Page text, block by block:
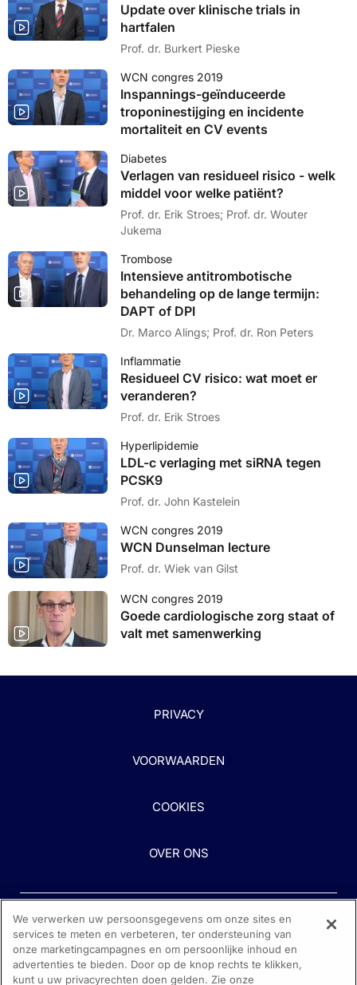
Update over klinische trials in
hartfalen
Prof. dr. Burkert Pieske
WCN congres 2019
Inspannings-geïnduceerde
troponinestijging en incidente
mortaliteit en CV events
Diabetes
Verlagen van residueel risico - welk
middel voor welke patiënt?
Prof. dr. Erik Stroes; Prof. dr. Wouter
Jukema
Trombose
Intensieve antitrombotische
behandeling op de lange termijn:
DAPT of DPI
Dr. Marco Alings; Prof. dr. Ron Peters
Inflammatie
Residueel CV risico: wat moet er
veranderen?
Prof. dr. Erik Stroes
Hyperlipidemie
LDL-c verlaging met siRNA tegen
PCSK9
Prof. dr. John Kastelein
WCN congres 2019
WCN Dunselman lecture
Prof. dr. Wiek van Gilst
WCN congres 2019
Goede cardiologische zorg staat of
valt met samenwerking
PRIVACY
VOORWAARDEN
COOKIES
OVER ONS
We verwerken uw persoonsgegevens om onze sites en
services te meten en verbeteren, ter ondersteuning van
onze marketingcampagnes en om persoonlijke inhoud en
advertenties te bieden. Door op de knop rechts te klikken,
kunt u uw privacyrechten doen gelden. Zie onze